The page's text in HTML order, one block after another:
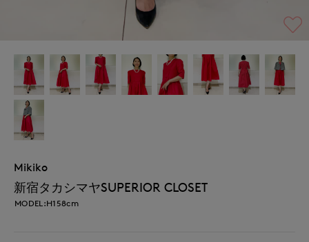
Mikiko
新宿タカシマヤSUPERIOR CLOSET
MODEL:H158cm